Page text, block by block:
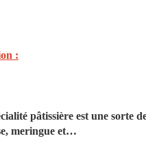
:
pâtissière est une sorte
meringue et…